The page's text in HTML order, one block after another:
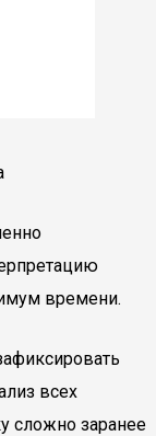
времени.
всех
сложно заранее